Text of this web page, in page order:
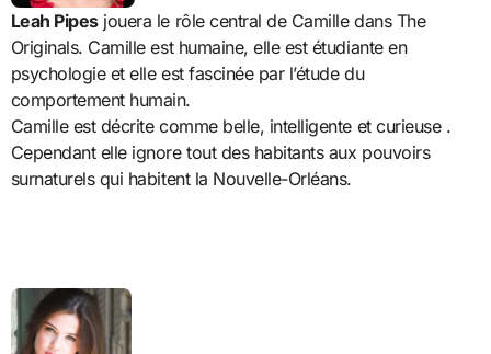
Leah Pipesjouera le rôle central de Camille dans The
Originals. Camille est humaine, elle est étudiante en
psychologie et elle est fascinée par l’étude du
comportement humain.
Camille est décrite comme belle, intelligente et curieuse .
Cependant elle ignore tout des habitants aux pouvoirs
surnaturels qui habitent la Nouvelle-Orléans.